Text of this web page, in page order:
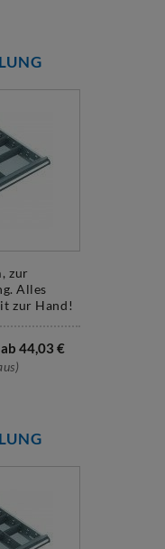
zur
Alles
zur Hand!
44,03 €